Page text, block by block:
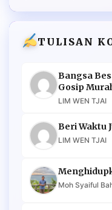
TULISAN
Bangsa
Gosip
LIM WEN TJAI
Beri Waktu
LIM WEN TJAI
Moh Syaiful